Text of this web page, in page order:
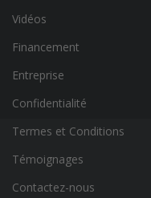
Vidéos
Financement
Entreprise
Confidentialité
Termes et Conditions
Témoignages
Contactez-nous